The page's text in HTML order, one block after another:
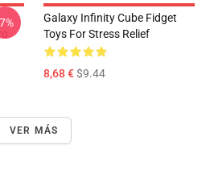
Galaxy Infinity Cube Fidget
Toys For Stress Relief
8,68 €$9.44
VER MÁS